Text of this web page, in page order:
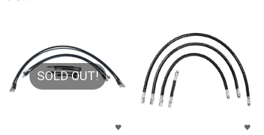
SOLD OUT!